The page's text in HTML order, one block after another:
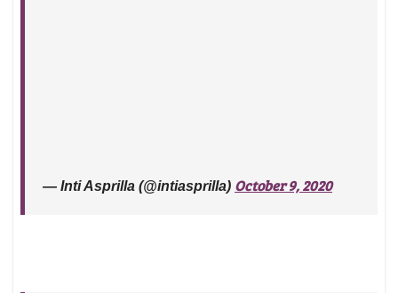
— Inti Asprilla (@intiasprilla) October 9, 2020